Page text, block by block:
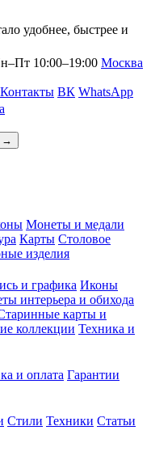
удобнее, быстрее и
10:00–19:00 Москва
Контакты ВК WhatsApp
→
Монеты и медали
Карты Столовое
изделия
и графика Иконы
интерьера и обихода
карты и
коллекции Техника и
и оплата Гарантии
Стили Техники Статьи